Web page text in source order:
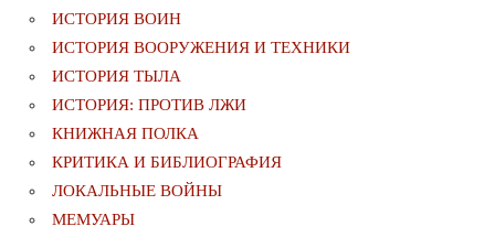
ИСТОРИЯ ВОИН
ИСТОРИЯ ВООРУЖЕНИЯ И ТЕХНИКИ
ИСТОРИЯ ТЫЛА
ИСТОРИЯ: ПРОТИВ ЛЖИ
КНИЖНАЯ ПОЛКА
КРИТИКА И БИБЛИОГРАФИЯ
ЛОКАЛЬНЫЕ ВОЙНЫ
МЕМУАРЫ